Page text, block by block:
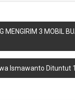
MENGIRIM 3 MOBIL
Ismawanto Dituntut